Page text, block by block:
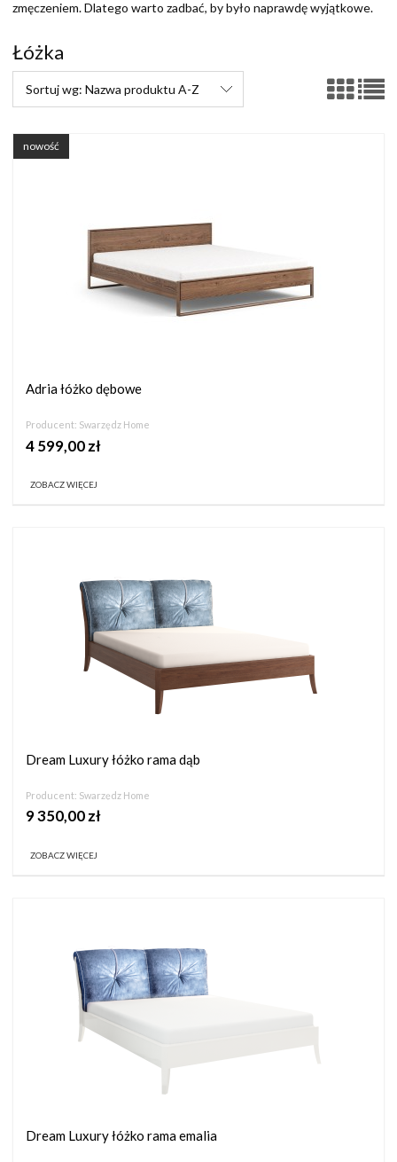
zmęczeniem. Dlatego warto zadbać, by było naprawdę wyjątkowe.
Łóżka
Sortuj wg: Nazwa produktu A-Z
Adria łóżko dębowe
Producent: Swarzędz Home
4 599,00 zł
ZOBACZ WIĘCEJ
nowość
Dream Luxury łóżko rama dąb
Producent: Swarzędz Home
9 350,00 zł
ZOBACZ WIĘCEJ
Dream Luxury łóżko rama emalia